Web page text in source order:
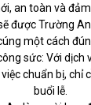
an toàn và đảm
được Trường
một cách
sức: Với dịch
chuẩn bị, chỉ
buổi lễ.